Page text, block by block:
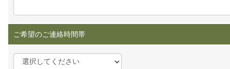
ご希望のご連絡時間帯